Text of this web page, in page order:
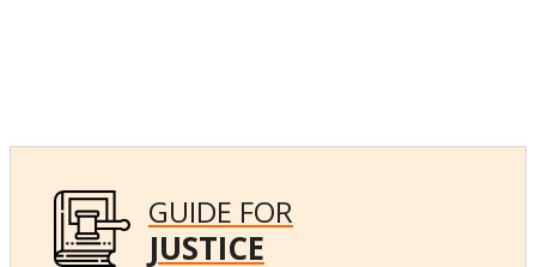
GUIDE FOR
JUSTICE